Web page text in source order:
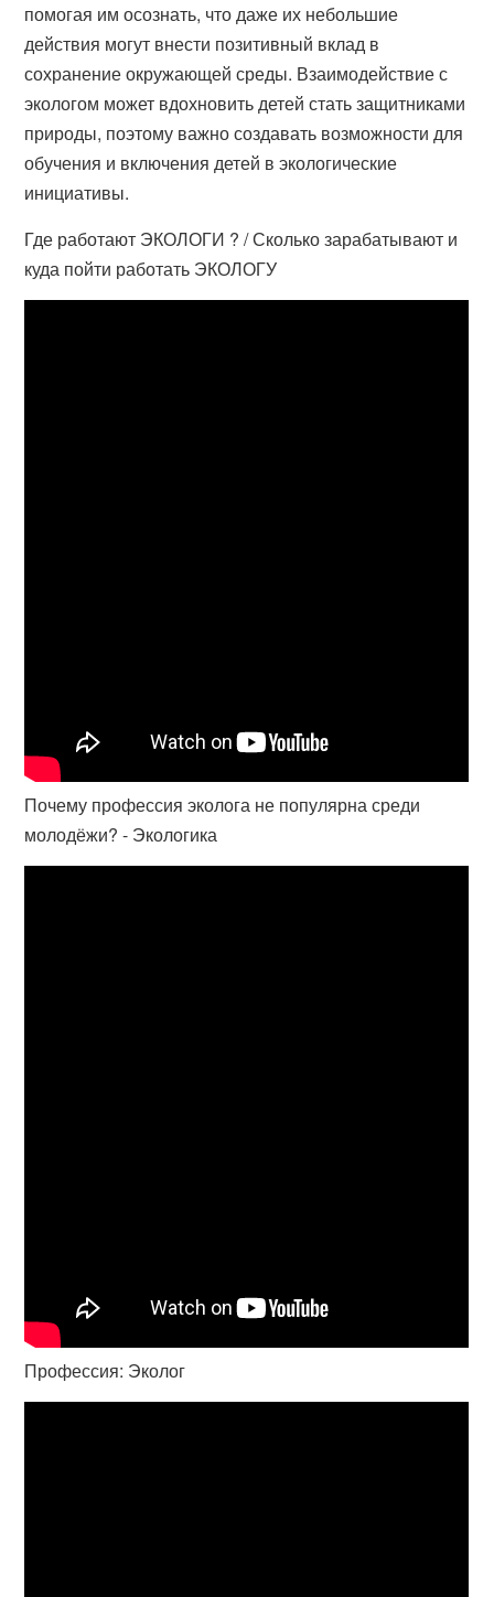
помогая им осознать, что даже их небольшие
действия могут внести позитивный вклад в
сохранение окружающей среды. Взаимодействие с
экологом может вдохновить детей стать защитниками
природы, поэтому важно создавать возможности для
обучения и включения детей в экологические
инициативы.
Где работают ЭКОЛОГИ ? / Сколько зарабатывают и
куда пойти работать ЭКОЛОГУ
Почему профессия эколога не популярна среди
молодёжи? - Экологика
Профессия: Эколог